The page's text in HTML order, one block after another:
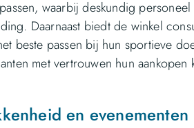
waarbij deskundig
Daarnaast biedt de winkel
beste passen bij hun sportieve
met vertrouwen hun
en evenementen